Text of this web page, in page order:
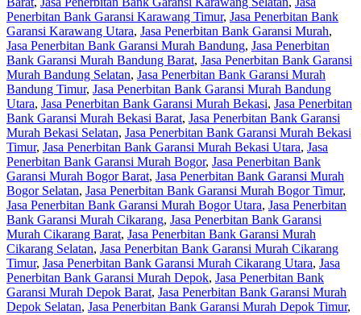
Penerbitan Bank Garansi Karawang Timur, Jasa Penerbitan Bank
Garansi Karawang Utara, Jasa Penerbitan Bank Garansi Murah,
Jasa Penerbitan Bank Garansi Murah Bandung, Jasa Penerbitan
Bank Garansi Murah Bandung Barat, Jasa Penerbitan Bank Garansi
Murah Bandung Selatan, Jasa Penerbitan Bank Garansi Murah
Bandung Timur, Jasa Penerbitan Bank Garansi Murah Bandung
Utara, Jasa Penerbitan Bank Garansi Murah Bekasi, Jasa Penerbitan
Bank Garansi Murah Bekasi Barat, Jasa Penerbitan Bank Garansi
Murah Bekasi Selatan, Jasa Penerbitan Bank Garansi Murah Bekasi
Timur, Jasa Penerbitan Bank Garansi Murah Bekasi Utara, Jasa
Penerbitan Bank Garansi Murah Bogor, Jasa Penerbitan Bank
Garansi Murah Bogor Barat, Jasa Penerbitan Bank Garansi Murah
Bogor Selatan, Jasa Penerbitan Bank Garansi Murah Bogor Timur,
Jasa Penerbitan Bank Garansi Murah Bogor Utara, Jasa Penerbitan
Bank Garansi Murah Cikarang, Jasa Penerbitan Bank Garansi
Murah Cikarang Barat, Jasa Penerbitan Bank Garansi Murah
Cikarang Selatan, Jasa Penerbitan Bank Garansi Murah Cikarang
Timur, Jasa Penerbitan Bank Garansi Murah Cikarang Utara, Jasa
Penerbitan Bank Garansi Murah Depok, Jasa Penerbitan Bank
Garansi Murah Depok Barat, Jasa Penerbitan Bank Garansi Murah
Depok Selatan, Jasa Penerbitan Bank Garansi Murah Depok Timur,